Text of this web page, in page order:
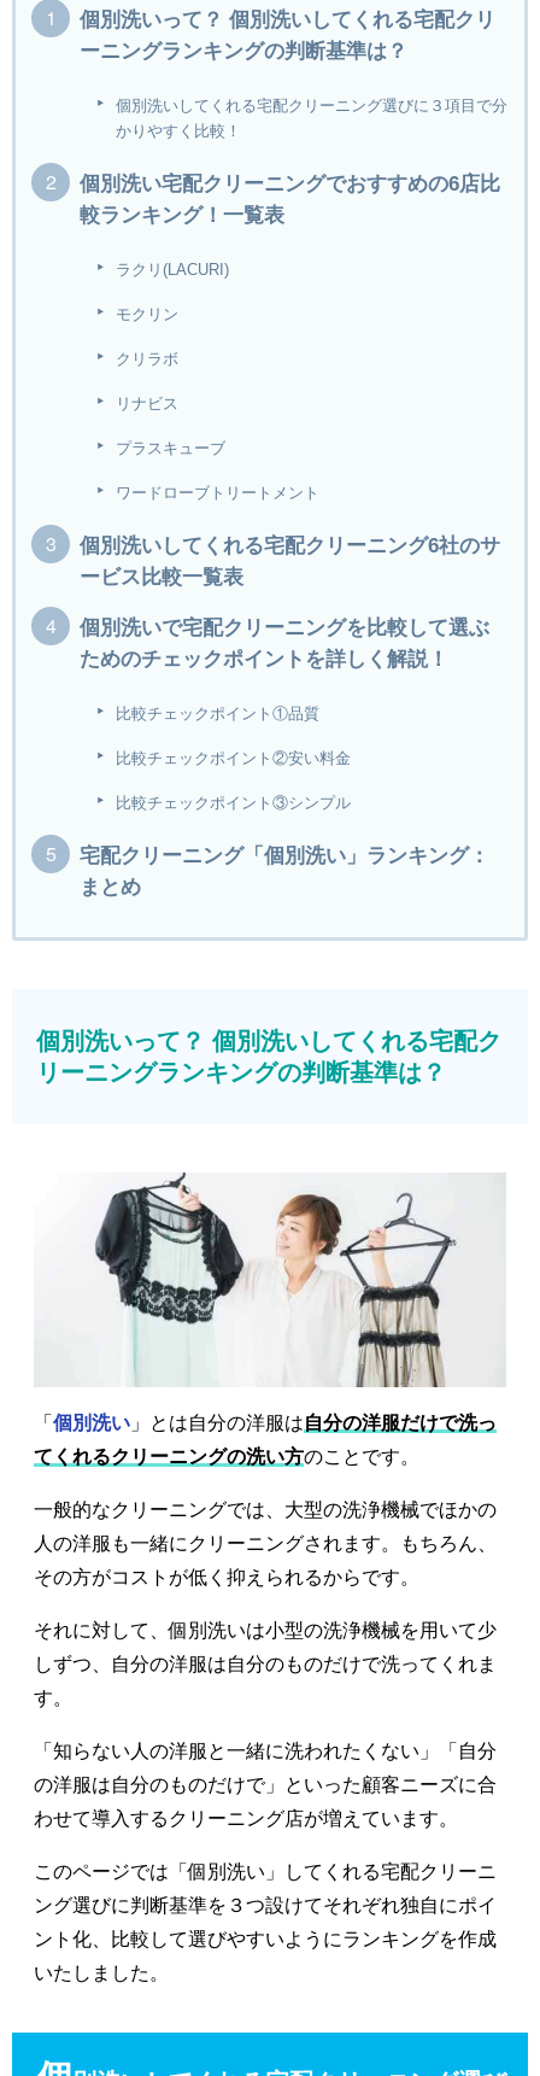
個別洗いって？ 個別洗いしてくれる宅配クリ
ーニングランキングの判断基準は？
個別洗いしてくれる宅配クリーニング選びに３項目で分
かりやすく比較！
個別洗い宅配クリーニングでおすすめの6店比
較ランキング！一覧表
ラクリ(LACURI)
モクリン
クリラボ
リナビス
プラスキューブ
ワードローブトリートメント
個別洗いしてくれる宅配クリーニング6社のサ
ービス比較一覧表
個別洗いで宅配クリーニングを比較して選ぶ
ためのチェックポイントを詳しく解説！
比較チェックポイント①品質
比較チェックポイント②安い料金
比較チェックポイント③シンプル
宅配クリーニング「個別洗い」ランキング：
まとめ
個別洗いって？ 個別洗いしてくれる宅配ク
リーニングランキングの判断基準は？
「 個別洗い 」とは自分の洋服は自分の洋服だけで洗っ
てくれるクリーニングの洗い方のことです。
一般的なクリーニングでは、大型の洗浄機械でほかの
人の洋服も一緒にクリーニングされます。もちろん、
その方がコストが低く抑えられるからです。
それに対して、個別洗いは小型の洗浄機械を用いて少
しずつ、自分の洋服は自分のものだけで洗ってくれま
す。
「知らない人の洋服と一緒に洗われたくない」「自分
の洋服は自分のものだけで」といった顧客ニーズに合
わせて導入するクリーニング店が増えています。
このページでは「個別洗い」してくれる宅配クリーニ
ング選びに判断基準を３つ設けてそれぞれ独自にポイ
ント化、比較して選びやすいようにランキングを作成
いたしました。